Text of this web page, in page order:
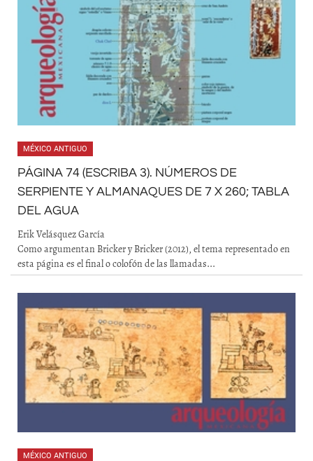
MÉXICO ANTIGUO
PÁGINA 74 (ESCRIBA 3). NÚMEROS DE
SERPIENTE Y ALMANAQUES DE 7 X 260; TABLA
DEL AGUA
Erik Velásquez García
Como argumentan Bricker y Bricker (2012), el tema representado en
esta página es el final o colofón de las llamadas...
MÉXICO ANTIGUO